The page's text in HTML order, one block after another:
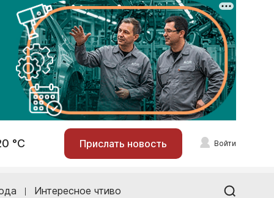
°С Прислать новость Войти
Интересное чтиво